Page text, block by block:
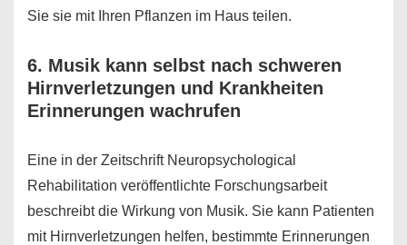
Sie sie mit Ihren Pflanzen im Haus teilen.
6. Musik kann selbst nach schweren
Hirnverletzungen und Krankheiten
Erinnerungen wachrufen
Eine in der Zeitschrift Neuropsychological
Rehabilitation veröffentlichte Forschungsarbeit
beschreibt die Wirkung von Musik. Sie kann Patienten
mit Hirnverletzungen helfen, bestimmte Erinnerungen